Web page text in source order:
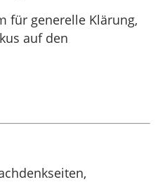
für generelle Klärung,
auf den